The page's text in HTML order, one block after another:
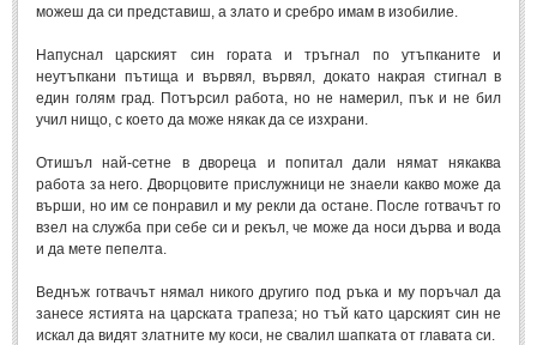
можеш да си представиш, а злато и сребро имам в изобилие.
Напуснал царският син гората и тръгнал по утъпканите и
неутъпкани пътища и вървял, вървял, докато накрая стигнал в
един голям град. Потърсил работа, но не намерил, пък и не бил
учил нищо, с което да може някак да се изхрани.
Отишъл най-сетне в двореца и попитал дали нямат някаква
работа за него. Дворцовите прислужници не знаели какво може да
върши, но им се понравил и му рекли да остане. После готвачът го
взел на служба при себе си и рекъл, че може да носи дърва и вода
и да мете пепелта.
Веднъж готвачът нямал никого другиго под ръка и му поръчал да
занесе ястията на царската трапеза; но тъй като царският син не
искал да видят златните му коси, не свалил шапката от главата си.